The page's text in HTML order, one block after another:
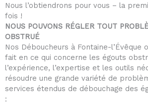
Nous l’obtiendrons pour vous – la
fois !
NOUS POUVONS RÉGLER TOUT
OBSTRUÉ
Nos Déboucheurs à Fontaine-
fait en ce qui concerne les égouts
l’expérience, l’expertise et les outils
résoudre une grande variété de
services étendus de débouchage des
: